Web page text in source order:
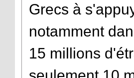
Grecs à
notamment
15 millions